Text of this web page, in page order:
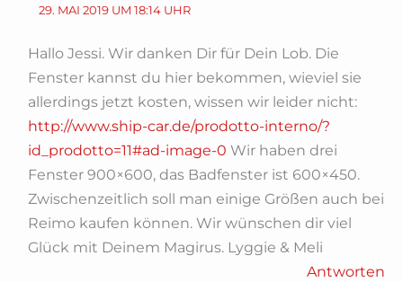
29. MAI 2019 UM 18:14 UHR
Hallo Jessi. Wir danken Dir für Dein Lob. Die
Fenster kannst du hier bekommen, wieviel sie
allerdings jetzt kosten, wissen wir leider nicht:
http://www.ship-car.de/prodotto-interno/?
id_prodotto=11#ad-image-0 Wir haben drei
Fenster 900×600, das Badfenster ist 600×450.
Zwischenzeitlich soll man einige Größen auch bei
Reimo kaufen können. Wir wünschen dir viel
Glück mit Deinem Magirus. Lyggie & Meli
Antworten